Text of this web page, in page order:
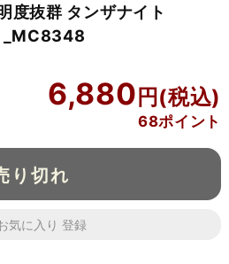
度抜群 タンザナイト
6,880
68ポイント
り切れ
気に入り